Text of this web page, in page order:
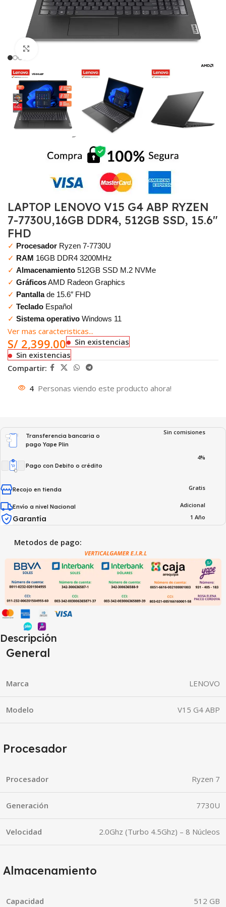
LAPTOP LENOVO V15 G4 ABP RYZEN
7-7730U,16GB DDR4, 512GB SSD, 15.6″
FHD
✓ Procesador Ryzen 7-7730U
✓ RAM 16GB DDR4 3200MHz
✓ Almacenamiento 512GB SSD M.2 NVMe
✓ GráficosAMD Radeon Graphics
✓ Pantallade 15.6″ FHD
✓ Teclado Español
✓ Sistema operativo Windows 11
Ver mas caracteristicas...
S/ 2,399.00
Sin existencias
Sin existencias
Compartir:
4 Personas viendo este producto ahora!
Transferencia bancaria o
pago Yape Plin
Sin comisiones
Pago con Debito o crédito
4%
Recojo en tienda Gratis
Envío a nivel Nacional Adicional
Garantía 1 Año
Metodos de pago:
Descripción
General
Marca LENOVO
Modelo V15 G4 ABP
Procesador
Procesador Ryzen 7
Generación 7730U
Velocidad 2.0Ghz (Turbo 4.5Ghz) – 8 Núcleos
Almacenamiento
Capacidad 512 GB